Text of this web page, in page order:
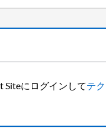
Siteにログインしてテ